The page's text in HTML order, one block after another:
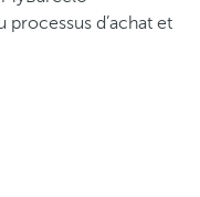
d’achat et